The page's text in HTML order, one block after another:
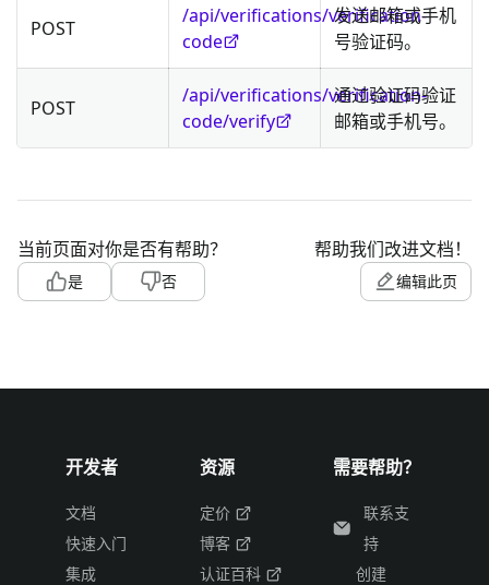
POST
/api/verifications/verification-
code
发送邮箱或手机
号验证码。
POST
/api/verifications/verification-
code/verify
通过验证码验证
邮箱或手机号。
当前页面对你是否有帮助？
是 否
帮助我们改进文档！
编辑此页
开发者
文档
快速入门
集成
资源
定价
博客
认证百科
需要帮助？
联系支
持
创建